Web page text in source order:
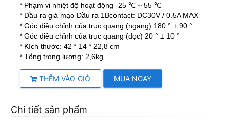
* Phạm vi nhiệt độ hoạt động -25 ℃ ~ 55 ℃
* Đầu ra giả mạo Đầu ra 1Bcontact: DC30V / 0.5A MAX
* Góc điều chỉnh của trục quang (ngang) 180 ° ± 90 °
* Góc điều chỉnh của trục quang (dọc) 20 ° ± 10 °
* Kích thước: 42 * 14 * 22,8 cm
* Tổng trọng lượng: 2,6kg
THÊM VÀO GIỎ MUA NGAY
Chi tiết sản phẩm